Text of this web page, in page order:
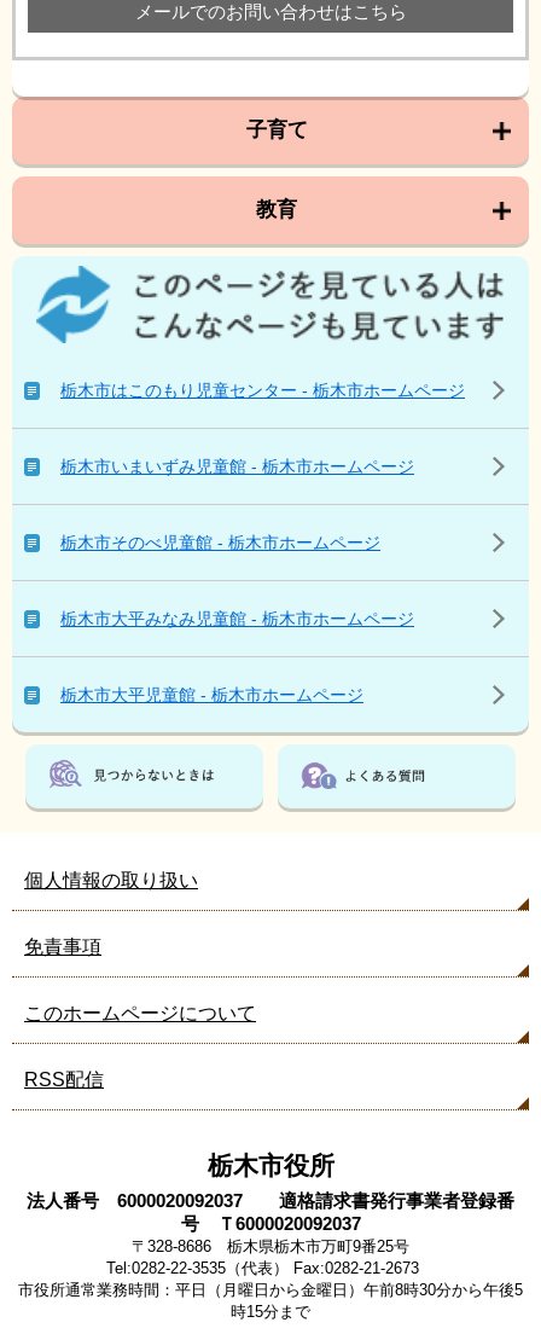
メールでのお問い合わせはこちら
子育て
教育
こ
を
見
て
い
る
人
ん
ー
ジ
も
て
す
栃木市はこのもり児童センター - 栃木市ホームページ
栃木市いまいずみ児童館 - 栃木市ホームページ
栃木市そのべ児童館 - 栃木市ホームページ
栃木市大平みなみ児童館 - 栃木市ホームページ
栃木市大平児童館 - 栃木市ホームページ
個人情報の取り扱い
免責事項
このホームページについて
RSS配信
栃木市役所
法人番号 6000020092037 適格請求書発行事業者登録番
号 Ｔ6000020092037
〒328-8686 栃木県栃木市万町9番25号
Tel:0282-22-3535（代表） Fax:0282-21-2673
市役所通常業務時間：平日（月曜日から金曜日）午前8時30分から午後5
時15分まで